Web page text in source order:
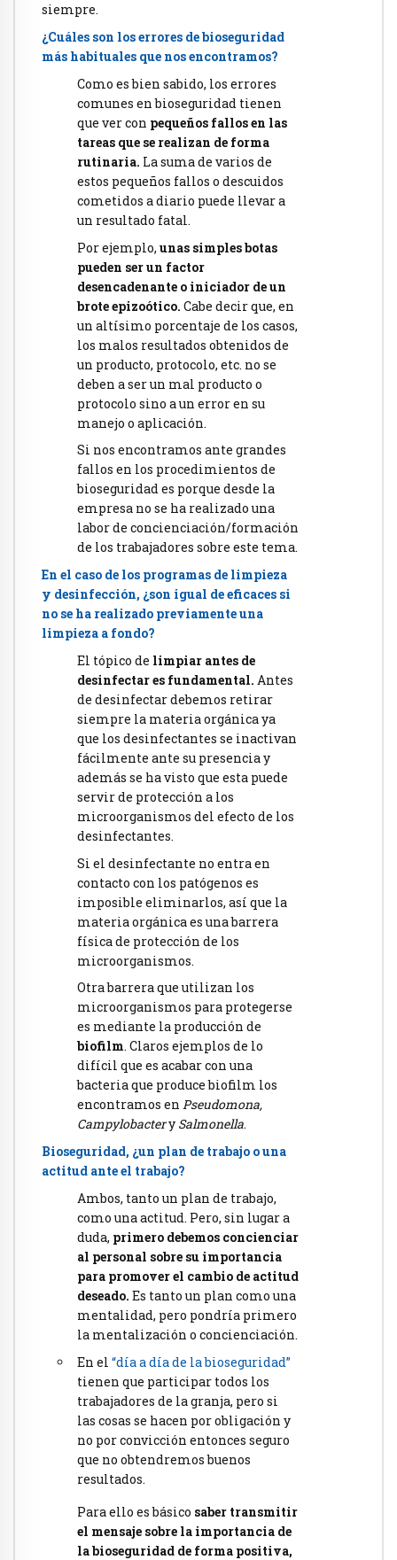
siempre.
¿Cuáles son los errores de bioseguridad
más habituales que nos encontramos?
Como es bien sabido, los errores
comunes en bioseguridad tienen
que ver con pequeños fallos en las
tareas que se realizan de forma
rutinaria. La suma de varios de
estos pequeños fallos o descuidos
cometidos a diario puede llevar a
un resultado fatal.
Por ejemplo, unas simples botas
pueden ser un factor
desencadenante o iniciador de un
brote epizoótico. Cabe decir que, en
un altísimo porcentaje de los casos,
los malos resultados obtenidos de
un producto, protocolo, etc. no se
deben a ser un mal producto o
protocolo sino a un error en su
manejo o aplicación.
Si nos encontramos ante grandes
fallos en los procedimientos de
bioseguridad es porque desde la
empresa no se ha realizado una
labor de concienciación/formación
de los trabajadores sobre este tema.
En el caso de los programas de limpieza
y desinfección, ¿son igual de eficaces si
no se ha realizado previamente una
limpieza a fondo?
El tópico de limpiar antes de
desinfectar es fundamental. Antes
de desinfectar debemos retirar
siempre la materia orgánica ya
que los desinfectantes se inactivan
fácilmente ante su presencia y
además se ha visto que esta puede
servir de protección a los
microorganismos del efecto de los
desinfectantes.
Si el desinfectante no entra en
contacto con los patógenos es
imposible eliminarlos, así que la
materia orgánica es una barrera
física de protección de los
microorganismos.
Otra barrera que utilizan los
microorganismos para protegerse
es mediante la producción de
biofilm. Claros ejemplos de lo
difícil que es acabar con una
bacteria que produce biofilm los
encontramos en Pseudomona,
Campylobactery Salmonella.
Bioseguridad, ¿un plan de trabajo o una
actitud ante el trabajo?
Ambos, tanto un plan de trabajo,
como una actitud. Pero, sin lugar a
duda, primero debemos concienciar
al personal sobre su importancia
para promover el cambio de actitud
deseado. Es tanto un plan como una
mentalidad, pero pondría primero
la mentalización o concienciación.
En el “día a día de la bioseguridad”
tienen que participar todos los
trabajadores de la granja, pero si
las cosas se hacen por obligación y
no por convicción entonces seguro
que no obtendremos buenos
resultados.
Para ello es básico saber transmitir
el mensaje sobre la importancia de
la bioseguridad de forma positiva,